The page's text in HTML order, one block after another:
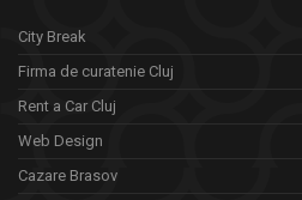
City Break
Firma de curatenie Cluj
Rent a Car Cluj
Web Design
Cazare Brasov